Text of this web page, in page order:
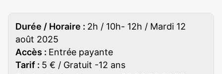
Durée / Horaire : 2h / 10h- 12h / Mardi 12
août 2025
Accès : Entrée payante
Tarif : 5 € / Gratuit -12 ans